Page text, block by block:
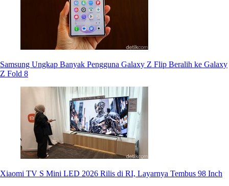
Samsung Ungkap Banyak Pengguna Galaxy Z Flip Beralih ke Galaxy
Z Fold 8
Xiaomi TV S Mini LED 2026 Rilis di RI, Layarnya Tembus 98 Inch